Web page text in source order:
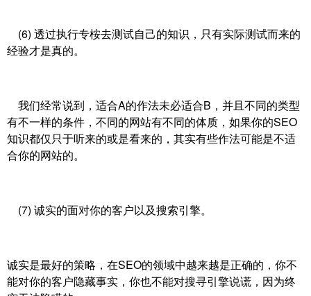
(6) 透过执行专桉去测试自己的知识，只有实际测试而来的
经验才是真的。
我们经常说到，适合A的作法未必适合B，并且不同的类型
有不一样的条件，不同的网站有不同的体质，如果你的SEO
知识都仅只于听来的或是看来的，其实有些作法可能是不适
合你的网站的。
(7) 诚实的面对你的客户以及搜索引擎。
诚实是最好的策略，在SEO的领域中越来越是正确的，你不
能对你的客户隐藏事实，你也不能对搜寻引擎说谎，因为终